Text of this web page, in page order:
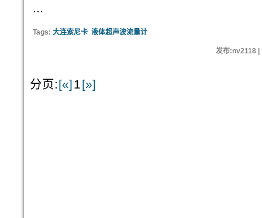
...
Tags: 大连索尼卡 液体超声波流量计
发布:nv2118 |
分页:[«]1[»]